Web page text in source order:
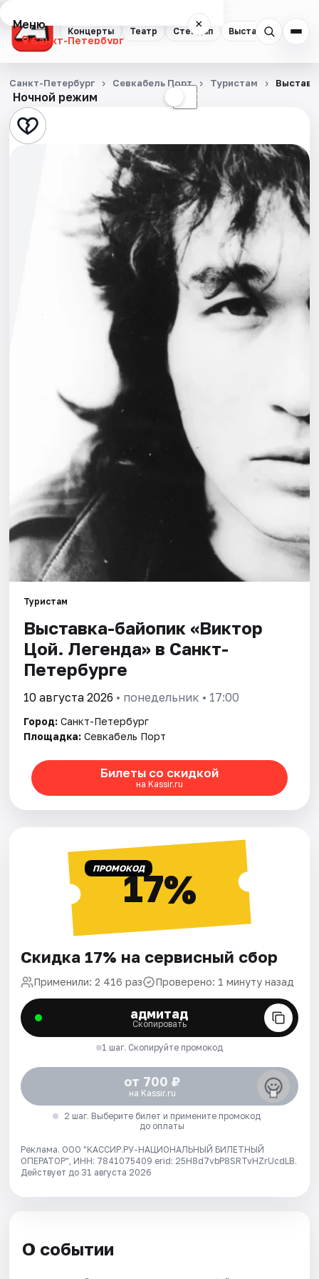
Концерты Театр Стендап Выставки
Меню ×
Санкт-Петербург
Концерты
Театр
Стендап
Экскурсии
Площадки
Ночной режим ☾
Санкт-Петербург Севкабель Порт Туристам
Туристам
Выставка-байопик «Виктор
Цой. Легенда» в Санкт-
Петербурге
10 августа 2026 • понедельник • 17:00
Город: Санкт-Петербург
Площадка: Севкабель Порт
Билеты со скидкой
на Kassir.ru
ПРОМОКОД17%
Скидка 17% на сервисный сбор
Применили: 2 416 раз Проверено: 1 минуту назад
адмитад
Скопировать
1 шаг. Скопируйте промокод
от 700 ₽
на Kassir.ru
2 шаг. Выберите билет и примените промокод
до оплаты
Реклама. ООО "КАССИР.РУ-НАЦИОНАЛЬНЫЙ БИЛЕТНЫЙ
ОПЕРАТОР", ИНН: 7841075409 erid: 25H8d7vbP8SRTvHZrUcdLB.
Действует до 31 августа 2026
О событии